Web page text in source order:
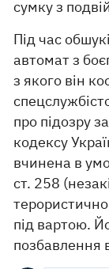
сумку з
Під час
автомат з
з якого він
про підозру
кодексу
вчинена в
ст. 258
під вартою.
позбавлення